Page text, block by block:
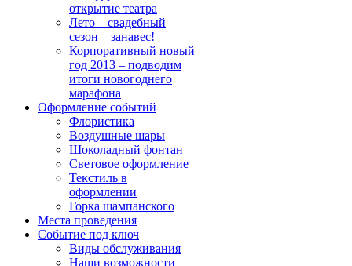
открытие театра
Лето – свадебный
сезон – занавес!
Корпоративный новый
год 2013 – подводим
итоги новогоднего
марафона
Оформление событий
Флористика
Воздушные шары
Шоколадный фонтан
Световое оформление
Текстиль в
оформлении
Горка шампанского
Места проведения
Событие под ключ
Виды обслуживания
Наши возможности